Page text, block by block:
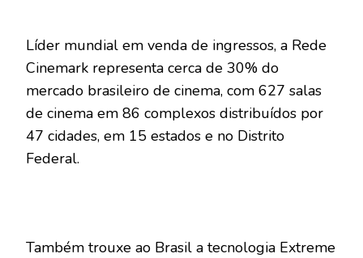
Líder mundial em venda de ingressos, a Rede
Cinemark representa cerca de 30% do
mercado brasileiro de cinema, com 627 salas
de cinema em 86 complexos distribuídos por
47 cidades, em 15 estados e no Distrito
Federal.
Também trouxe ao Brasil a tecnologia Extreme